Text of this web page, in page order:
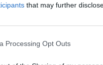
that may further
Processing Opt Outs